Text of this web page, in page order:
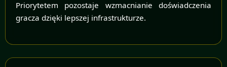
Priorytetem pozostaje wzmacnianie doświadczenia
gracza dzięki lepszej infrastrukturze.